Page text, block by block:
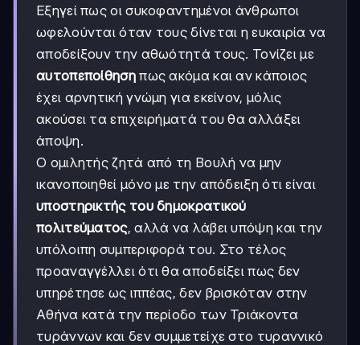
Εξηγεί πως οι συκοφαντημένοι άνθρωποι
ωφελούνται όταν τους δίνεται η ευκαιρία να
αποδείξουν την αθωότητά τους. Τονίζει με
αυτοπεποίθησηπως ακόμα και αν κάποιος
έχει αρνητική γνώμη για εκείνον, μόλις
ακούσει τα επιχειρήματά του θα αλλάξει
άποψη.
Ο ομιλητής ζητά από τη Βουλή να μην
ικανοποιηθεί μόνο με την απόδειξη ότι είναι
υποστηρικτής του δημοκρατικού
πολιτεύματος, αλλά να λάβει υπόψη και την
υπόλοιπη συμπεριφορά του. Στο τέλος
προαναγγέλλει ότι θα αποδείξει πως δεν
υπηρέτησε ως ιππέας, δεν βρισκόταν στην
Αθήνα κατά την περίοδο των Τριάκοντα
τυράννων και δεν συμμετείχε στο τυραννικό